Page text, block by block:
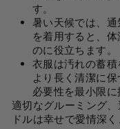
す。
暑い天候では、
を着用すると、
のに役立ちます。
衣服は汚れの蓄
より長く清潔に
必要性を最小限に
適切なグルーミング
ドルは幸せで愛情深